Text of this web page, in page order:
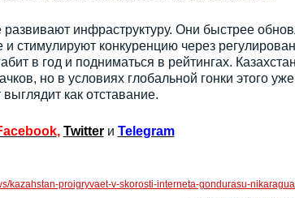
инфраструктуру. Они быстрее
стимулируют конкуренцию через
в год и подниматься в рейтингах.
но в условиях глобальной гонки этого уже
как отставание.
, Twitter и Telegram
kazahstan-proigryvaet-v-skorosti-interneta-gondurasu-